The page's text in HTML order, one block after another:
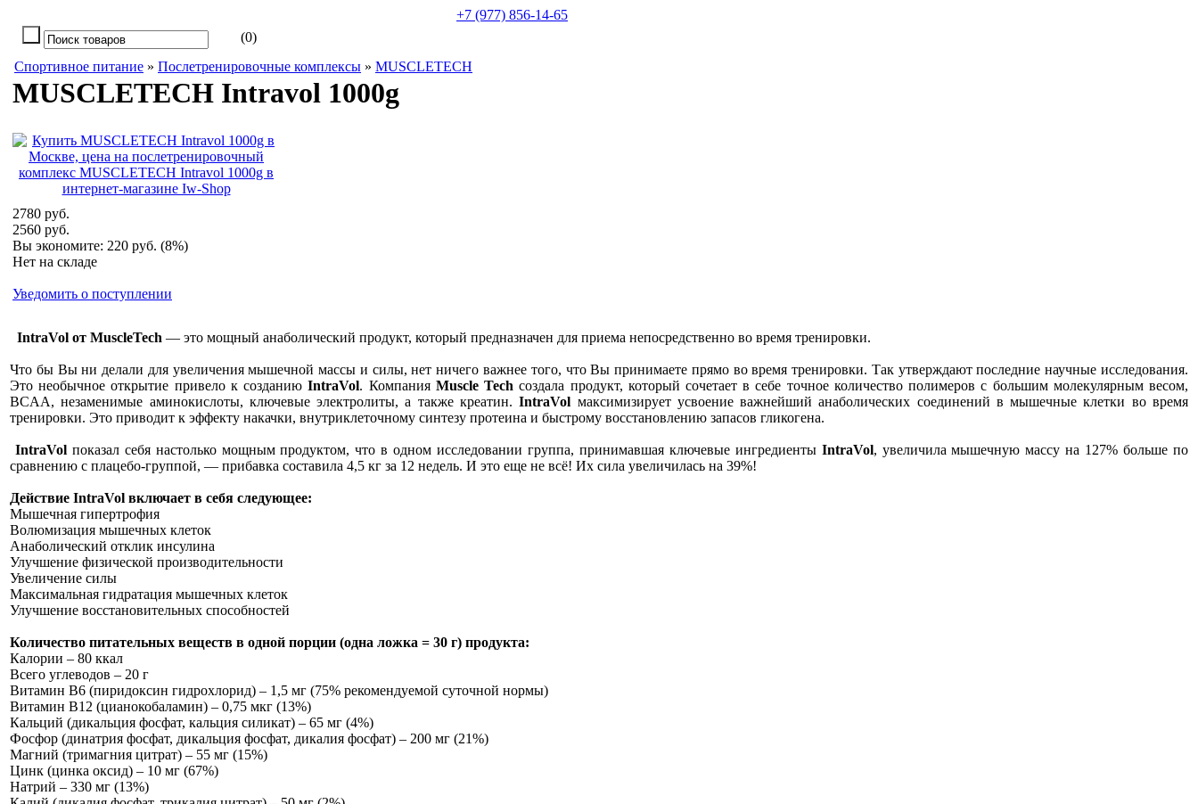
+7 (977) 856-14-65
(0)
Спортивное питание » Послетренировочные комплексы » MUSCLETECH
MUSCLETECH Intravol 1000g
2780 руб.
2560 руб.
Вы экономите: 220 руб. (8%)
Нет на складе
Уведомить о поступлении
IntraVol от MuscleTech — это мощный анаболический продукт, который предназначен для приема непосредственно во время тренировки.
Что бы Вы ни делали для увеличения мышечной массы и силы, нет ничего важнее того, что Вы принимаете прямо во время тренировки. Так утверждают последние научные исследования.
Это необычное открытие привело к созданию IntraVol. Компания Muscle Tech создала продукт, который сочетает в себе точное количество полимеров с большим молекулярным весом,
BCAA, незаменимые аминокислоты, ключевые электролиты, а также креатин.IntraVol максимизирует усвоение важнейший анаболических соединений в мышечные клетки во время
тренировки. Это приводит к эффекту накачки, внутриклеточному синтезу протеина и быстрому восстановлению запасов гликогена.
IntraVol показал себя настолько мощным продуктом, что в одном исследовании группа, принимавшая ключевые ингредиенты IntraVol, увеличила мышечную массу на 127% больше по
сравнению с плацебо-группой, — прибавка составила 4,5 кг за 12 недель. И это еще не всё! Их сила увеличилась на 39%!
Действие IntraVol включает в себя следующее:
Мышечная гипертрофия
Волюмизация мышечных клеток
Анаболический отклик инсулина
Улучшение физической производительности
Увеличение силы
Максимальная гидратация мышечных клеток
Улучшение восстановительных способностей
Количество питательных веществ в одной порции (одна ложка = 30 г) продукта:
Калории – 80 ккал
Всего углеводов – 20 г
Витамин В6 (пиридоксин гидрохлорид) – 1,5 мг (75% рекомендуемой суточной нормы)
Витамин В12 (цианокобаламин) – 0,75 мкг (13%)
Кальций (дикальция фосфат, кальция силикат) – 65 мг (4%)
Фосфор (динатрия фосфат, дикальция фосфат, дикалия фосфат) – 200 мг (21%)
Магний (тримагния цитрат) – 55 мг (15%)
Цинк (цинка оксид) – 10 мг (67%)
Натрий – 330 мг (13%)